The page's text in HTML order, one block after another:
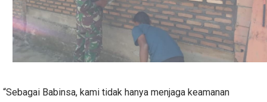
“Sebagai Babinsa, kami tidak hanya menjaga keamanan